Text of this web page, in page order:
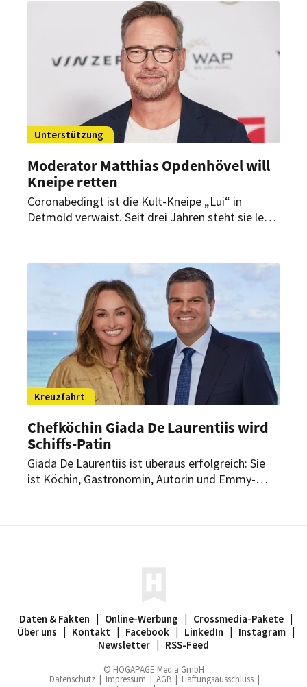
Unterstützung
Moderator Matthias Opdenhövel will
Kneipe retten
Coronabedingt ist die Kult-Kneipe „Lui“ in
Detmold verwaist. Seit drei Jahren steht sie leer.
Kreuzfahrt
Chefköchin Giada De Laurentiis wird
Schiffs-Patin
Giada De Laurentiis ist überaus erfolgreich: Sie
ist Köchin, Gastronomin, Autorin und Emmy-
Daten & Fakten | Online-Werbung | Crossmedia-Pakete |
Über uns | Kontakt | Facebook | LinkedIn | Instagram |
Newsletter | RSS-Feed
© HOGAPAGE Media GmbH
Datenschutz | Impressum | AGB | Haftungsausschluss |